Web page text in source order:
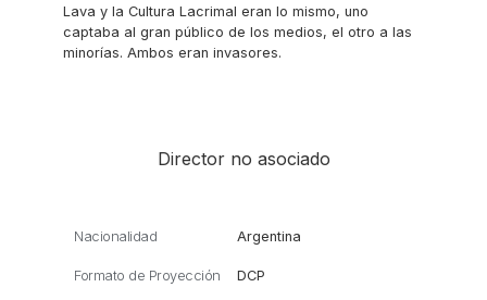
Lava y la Cultura Lacrimal eran lo mismo, uno
captaba al gran público de los medios, el otro a las
minorías. Ambos eran invasores.
Director no asociado
Nacionalidad Argentina
Formato de Proyección DCP